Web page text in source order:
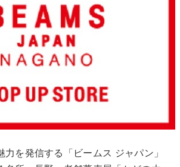
力を発信する「ビームス ジャパン」